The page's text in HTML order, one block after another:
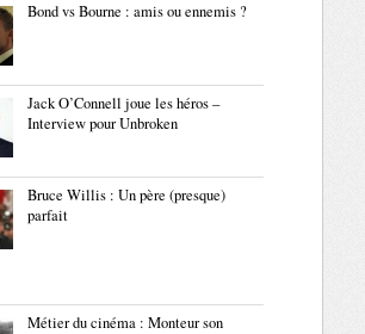
Bond vs Bourne : amis ou ennemis ?
Jack O’Connell joue les héros –
Interview pour Unbroken
Bruce Willis : Un père (presque)
parfait
Métier du cinéma : Monteur son